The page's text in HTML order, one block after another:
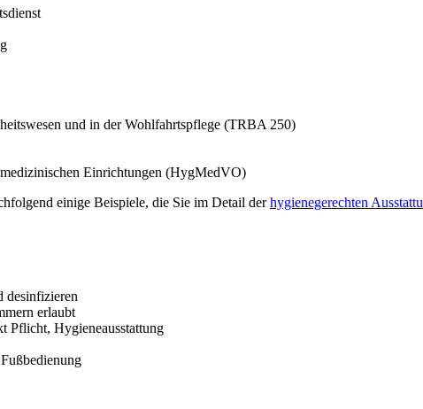
und in der Wohlfahrtspflege (TRBA 250)
Einrichtungen (HygMedVO)
einige Beispiele, die Sie im Detail derhygienegerechten
desinfizieren
erlaubt
Pflicht, Hygieneausstattung